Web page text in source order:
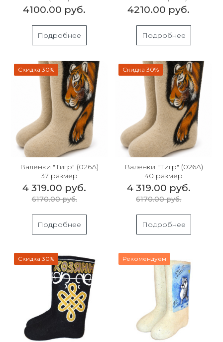
4100.00 руб.
Подробнее
4210.00 руб.
Подробнее
Скидка 30%
Валенки "Тигр" (026А)
37 размер
4 319.00 руб.
6170.00 руб.
Подробнее
Скидка 30%
Валенки "Тигр" (026А)
40 размер
4 319.00 руб.
6170.00 руб.
Подробнее
Скидка 30% Рекомендуем